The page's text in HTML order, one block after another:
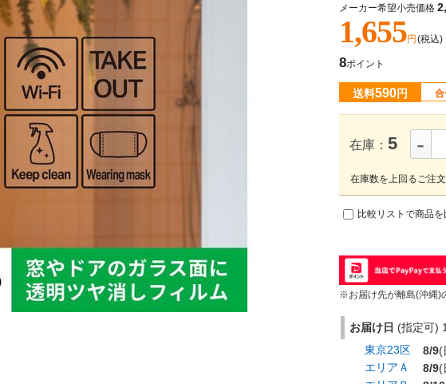
メーカー希望小売価格
1,655円 (税込)
8ポイント
送料590円
在庫： 5 -
在庫数を上回るご注
比較リストで商品
※お届け先が離島(沖縄)
お届け日 (指定可)
東京23区
8/9(
エリアＡ
8/9(